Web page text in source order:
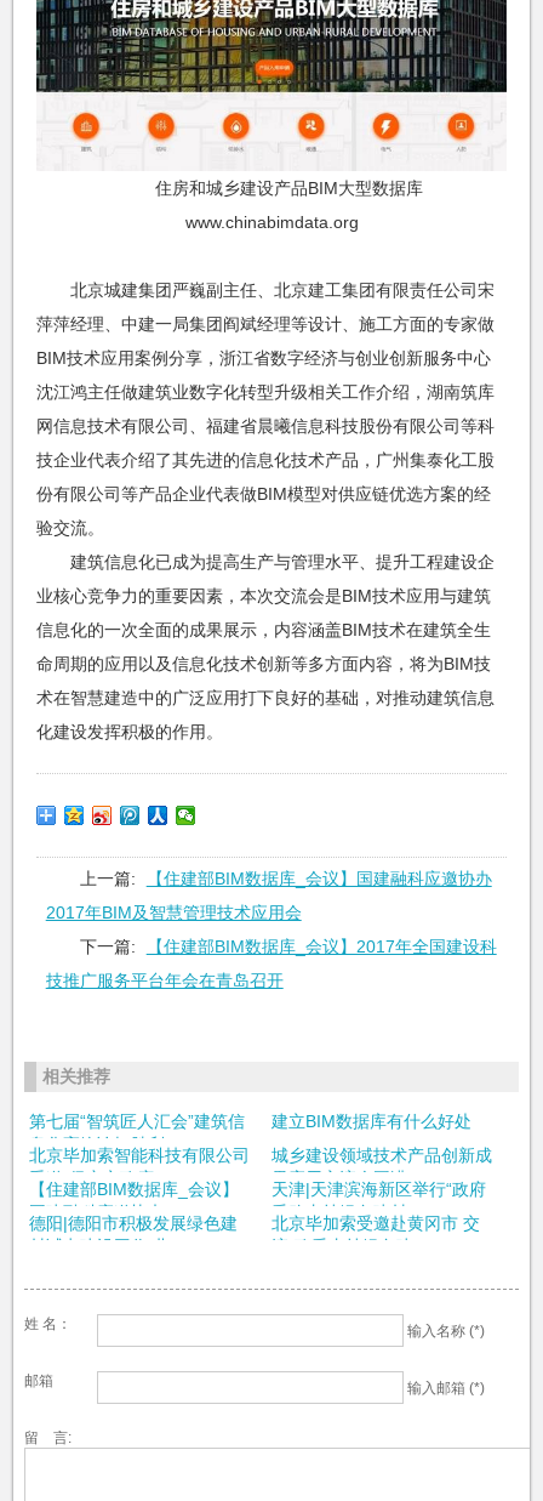
住房和城乡建设产品BIM大型数据库
www.chinabimdata.org
北京城建集团严巍副主任、北京建工集团有限责任公司宋
萍萍经理、中建一局集团阎斌经理等设计、施工方面的专家做
BIM技术应用案例分享，浙江省数字经济与创业创新服务中心
沈江鸿主任做建筑业数字化转型升级相关工作介绍，湖南筑库
网信息技术有限公司、福建省晨曦信息科技股份有限公司等科
技企业代表介绍了其先进的信息化技术产品，广州集泰化工股
份有限公司等产品企业代表做BIM模型对供应链优选方案的经
验交流。
建筑信息化已成为提高生产与管理水平、提升工程建设企
业核心竞争力的重要因素，本次交流会是BIM技术应用与建筑
信息化的一次全面的成果展示，内容涵盖BIM技术在建筑全生
命周期的应用以及信息化技术创新等多方面内容，将为BIM技
术在智慧建造中的广泛应用打下良好的基础，对推动建筑信息
化建设发挥积极的作用。
上一篇:
【住建部BIM数据库_会议】国建融科应邀协办
2017年BIM及智慧管理技术应用会
下一篇:
【住建部BIM数据库_会议】2017年全国建设科
技推广服务平台年会在青岛召开
相关推荐
第七届“智筑匠人汇会”建筑信
息化高峰论坛胜利...
建立BIM数据库有什么好处
北京毕加索智能科技有限公司
受邀“保定市政府...
城乡建设领域技术产品创新成
果应用交流会圆满...
【住建部BIM数据库_会议】
国建融科应邀协办20...
天津|天津滨海新区举行“政府
采购支持绿色建材...
德阳|德阳市积极发展绿色建
材试点建设工作 北...
北京毕加索受邀赴黄冈市 交
流“政采支持绿色建...
姓 名： 输入名称 (*)
邮箱 输入邮箱 (*)
留 言: